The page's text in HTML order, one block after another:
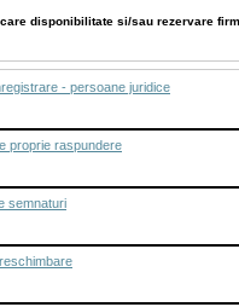
disponibilitate si/sau rezervare
- persoane juridice
proprie raspundere
semnaturi